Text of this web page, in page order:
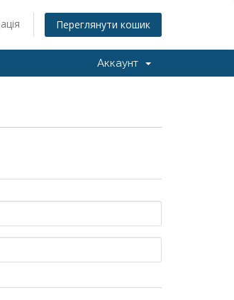
Переглянути кошик
Аккаунт